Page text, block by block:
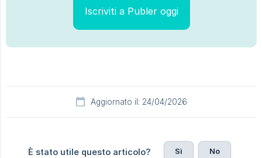
Iscriviti a Publer oggi
Aggiornato il: 24/04/2026
È stato utile questo articolo? Sì No